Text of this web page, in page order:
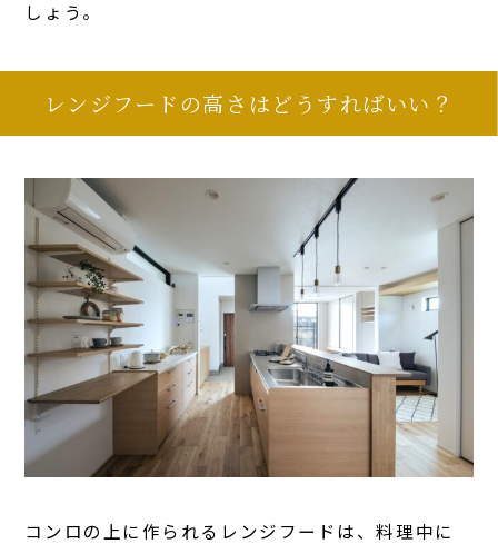
しょう。
レンジフードの高さはどうすればいい？
コンロの上に作られるレンジフードは、料理中に